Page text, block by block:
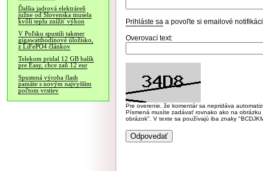
Ďalšia jadrová elektráreň
južne od Slovenska musela
kvôli teplu znížiť výkon
V Poľsku spustili takmer
gigawatthodinové úložisko,
z LiFePO4 článkov
Telekom pridal 12 GB balík
pre Easy, chce zaň 12 eur
Spustená výroba flash
pamäte s novým najvyšším
počtom vrstiev
Prihláste sa a povoľte si emailové
Overovací text:
Pre overenie, že komentár sa nepridáva
Písmená musíte zadávať rovnako ako na
obrázok". V texte sa používajú iba znaky